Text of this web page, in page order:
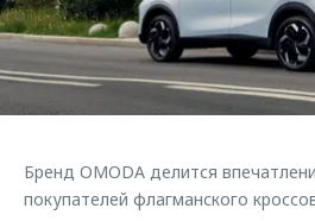
Страхование
Кредитный калькулятор
Оригинальные аксессуары
Руководства по эксплуатации
Клиентская поддержка
Приложение O&J
Обратная связь
Бренд OMODA делится
покупателей флагманского